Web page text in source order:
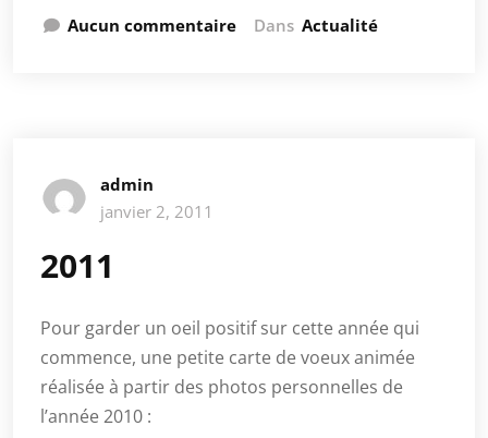
Aucun commentaire Dans Actualité
admin
janvier 2, 2011
2011
Pour garder un oeil positif sur cette année qui
commence, une petite carte de voeux animée
réalisée à partir des photos personnelles de
l’année 2010 :